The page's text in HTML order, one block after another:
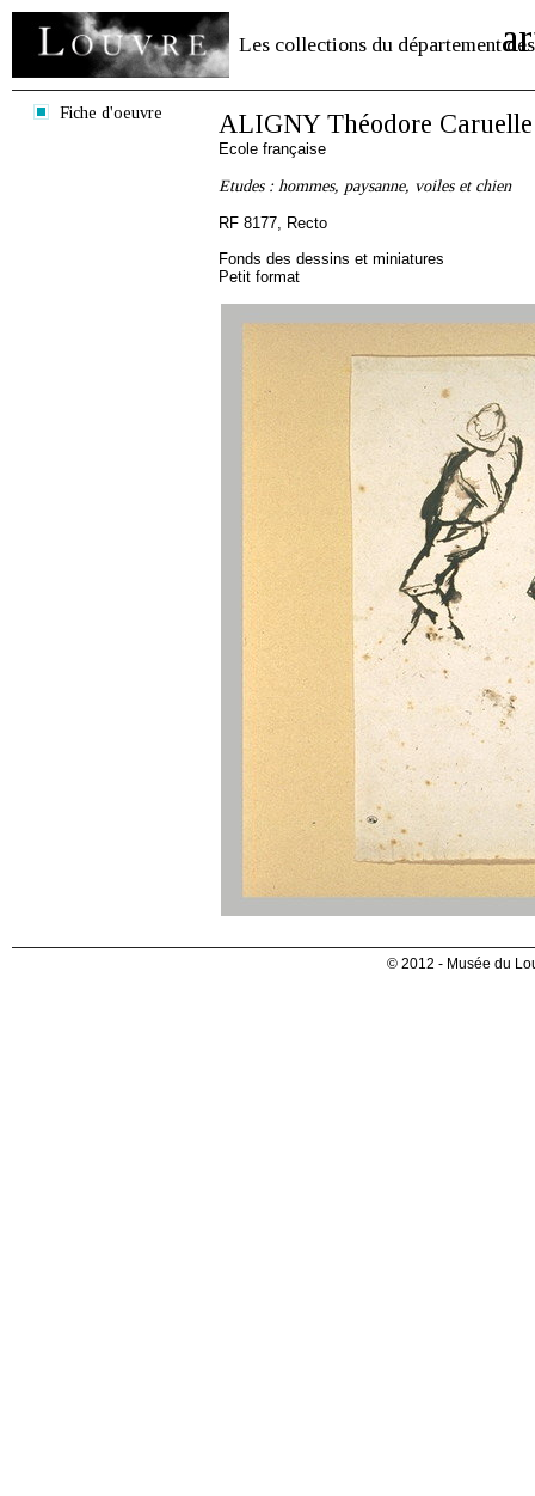
Les collections du département des
Fiche d'oeuvre ALIGNY Théodore
Ecole française
Etudes : hommes, paysanne, voiles et chien
RF 8177, Recto
Fonds des dessins et miniatures
Petit format
© 2012 - Musée du